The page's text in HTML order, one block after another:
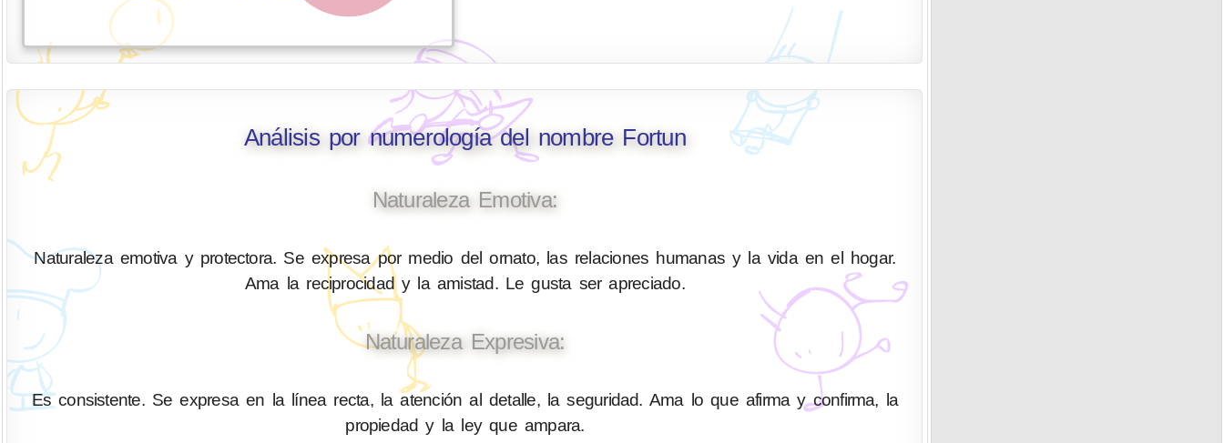
Análisis por numerología del nombre Fortun
Naturaleza Emotiva:
Naturaleza emotiva y protectora. Se expresa por medio del ornato, las relaciones humanas y la vida en el hogar.
Ama la reciprocidad y la amistad. Le gusta ser apreciado.
Naturaleza Expresiva:
Es consistente. Se expresa en la línea recta, la atención al detalle, la seguridad. Ama lo que afirma y confirma, la
propiedad y la ley que ampara.